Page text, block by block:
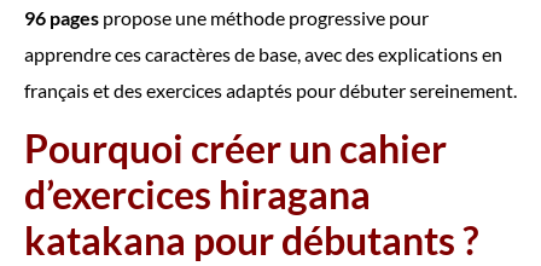
96 pages propose une méthode progressive pour
apprendre ces caractères de base, avec des explications en
français et des exercices adaptés pour débuter sereinement.
Pourquoi créer un cahier
d’exercices hiragana
katakana pour débutants ?